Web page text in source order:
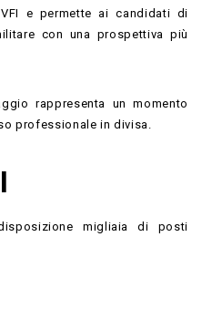
e permette ai candidati di
con una prospettiva più
rappresenta un momento
professionale in divisa.
migliaia di posti